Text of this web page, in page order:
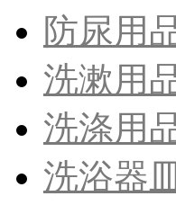
防尿用
洗漱用
洗涤用
洗浴器皿